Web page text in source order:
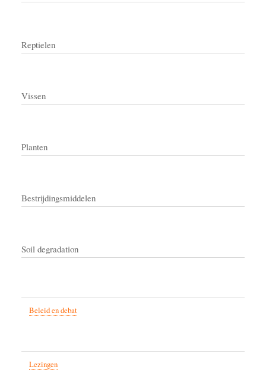
Reptielen
Vissen
Planten
Bestrijdingsmiddelen
Soil degradation
Beleid en debat
Lezingen